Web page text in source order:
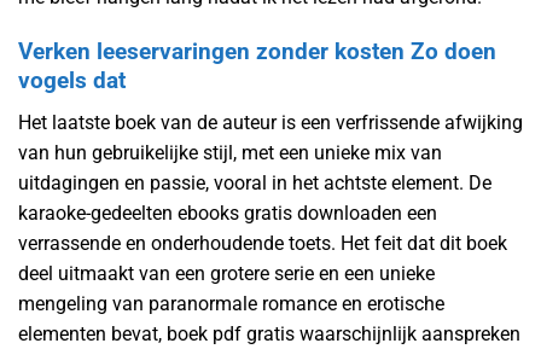
Verken leeservaringen zonder kosten Zo doen
vogels dat
Het laatste boek van de auteur is een verfrissende afwijking
van hun gebruikelijke stijl, met een unieke mix van
uitdagingen en passie, vooral in het achtste element. De
karaoke-gedeelten ebooks gratis downloaden een
verrassende en onderhoudende toets. Het feit dat dit boek
deel uitmaakt van een grotere serie en een unieke
mengeling van paranormale romance en erotische
elementen bevat, boek pdf gratis waarschijnlijk aanspreken